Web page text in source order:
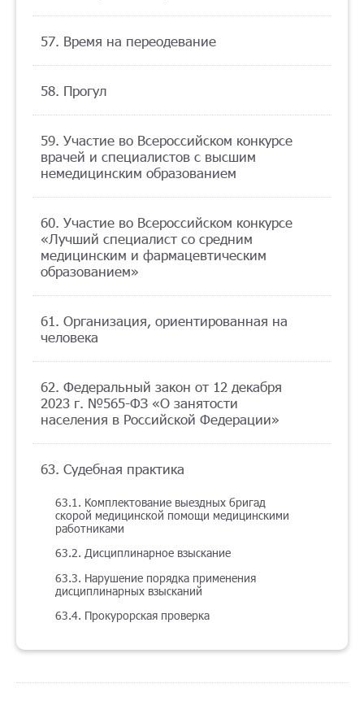
57. Время на переодевание
58. Прогул
59. Участие во Всероссийском конкурсе
врачей и специалистов с высшим
немедицинским образованием
60. Участие во Всероссийском конкурсе
«Лучший специалист со средним
медицинским и фармацевтическим
образованием»
61. Организация, ориентированная на
человека
62. Федеральный закон от 12 декабря
2023 г. №565-ФЗ «О занятости
населения в Российской Федерации»
63. Судебная практика
63.1. Комплектование выездных бригад
скорой медицинской помощи медицинскими
работниками
63.2. Дисциплинарное взыскание
63.3. Нарушение порядка применения
дисциплинарных взысканий
63.4. Прокурорская проверка